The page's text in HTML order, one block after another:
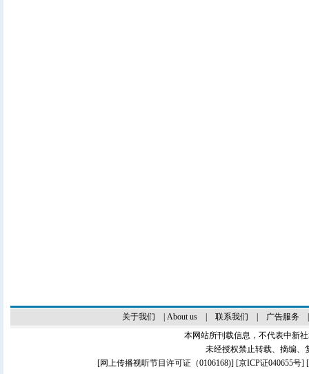
关于我们 About us| 联系我们 广告服务
本网站所刊载信息，不代表中新
未经授权禁止转载、摘编、
[网上传播视听节目许可证（0106168)] [京ICP证040655号]